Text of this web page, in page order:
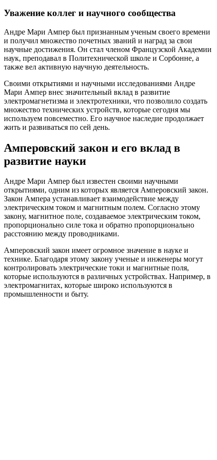
Уважение коллег и научного сообщества
Андре Мари Ампер был признанным ученым своего времени
и получил множество почетных званий и наград за свои
научные достижения. Он стал членом Французской Академии
наук, преподавал в Политехнической школе и Сорбонне, а
также вел активную научную деятельность.
Своими открытиями и научными исследованиями Андре
Мари Ампер внес значительный вклад в развитие
электромагнетизма и электротехники, что позволило создать
множество технических устройств, которые сегодня мы
используем повсеместно. Его научное наследие продолжает
жить и развиваться по сей день.
Амперовский закон и его вклад в
развитие науки
Андре Мари Ампер был известен своими научными
открытиями, одним из которых является Амперовский закон.
Закон Ампера устанавливает взаимодействие между
электрическим током и магнитным полем. Согласно этому
закону, магнитное поле, создаваемое электрическим током,
пропорционально силе тока и обратно пропорционально
расстоянию между проводниками.
Амперовский закон имеет огромное значение в науке и
технике. Благодаря этому закону ученые и инженеры могут
контролировать электрические токи и магнитные поля,
которые используются в различных устройствах. Например, в
электромагнитах, которые широко используются в
промышленности и быту.